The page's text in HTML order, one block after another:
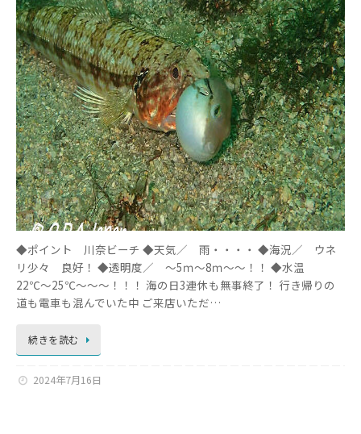
◆ポイント 川奈ビーチ ◆天気／ 雨・・・・ ◆海況／ ウネ
リ少々 良好！ ◆透明度／ ～5ｍ～8ｍ～～！！ ◆水温
22℃～25℃～～～！！！ 海の日3連休も無事終了！ 行き帰りの
道も電車も混んでいた中 ご来店いただ…
続きを読む
2024年7月16日